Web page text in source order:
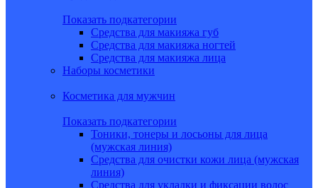
Показать подкатегории
Средства для макияжа губ
Средства для макияжа ногтей
Средства для макияжа лица
Наборы косметики
Косметика для мужчин
Показать подкатегории
Тоники, тонеры и лосьоны для лица
(мужская линия)
Средства для очистки кожи лица (мужская
линия)
Средства для укладки и фиксации волос